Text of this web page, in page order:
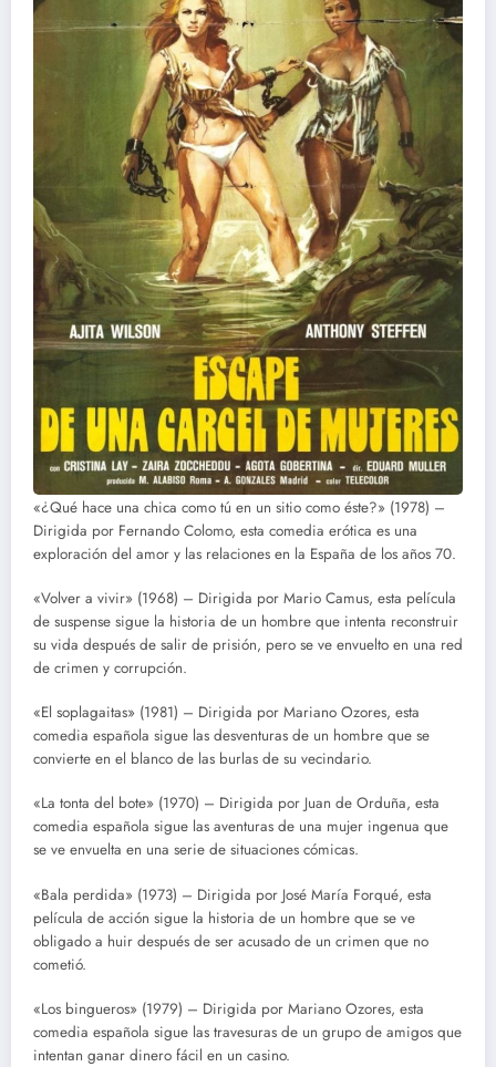
«¿Qué hace una chica como tú en un sitio como éste?» (1978) –
Dirigida por Fernando Colomo, esta comedia erótica es una
exploración del amor y las relaciones en la España de los años 70.
«Volver a vivir» (1968) – Dirigida por Mario Camus, esta película
de suspense sigue la historia de un hombre que intenta reconstruir
su vida después de salir de prisión, pero se ve envuelto en una red
de crimen y corrupción.
«El soplagaitas» (1981) – Dirigida por Mariano Ozores, esta
comedia española sigue las desventuras de un hombre que se
convierte en el blanco de las burlas de su vecindario.
«La tonta del bote» (1970) – Dirigida por Juan de Orduña, esta
comedia española sigue las aventuras de una mujer ingenua que
se ve envuelta en una serie de situaciones cómicas.
«Bala perdida» (1973) – Dirigida por José María Forqué, esta
película de acción sigue la historia de un hombre que se ve
obligado a huir después de ser acusado de un crimen que no
cometió.
«Los bingueros» (1979) – Dirigida por Mariano Ozores, esta
comedia española sigue las travesuras de un grupo de amigos que
intentan ganar dinero fácil en un casino.